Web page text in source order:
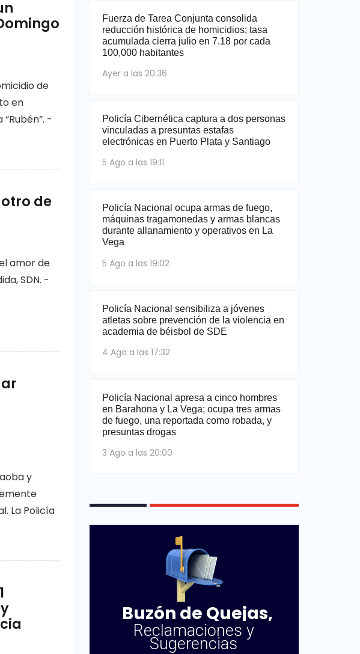
de
en
-
de
amor de
SDN. -
y
La Policía
Fuerza de Tarea Conjunta consolida
reducción histórica de homicidios; tasa
acumulada cierra julio en 7.18 por cada
100,000 habitantes
Ayer a las 20:36
Policía Cibernética captura a dos personas
vinculadas a presuntas estafas
electrónicas en Puerto Plata y Santiago
5 Ago a las 19:11
Policía Nacional ocupa armas de fuego,
máquinas tragamonedas y armas blancas
durante allanamiento y operativos en La
Vega
5 Ago a las 19:02
Policía Nacional sensibiliza a jóvenes
atletas sobre prevención de la violencia en
academia de béisbol de SDE
4 Ago a las 17:32
Policía Nacional apresa a cinco hombres
en Barahona y La Vega; ocupa tres armas
de fuego, una reportada como robada, y
presuntas drogas
3 Ago a las 20:00
Buzón de Quejas,
Reclamaciones y
Sugerencias